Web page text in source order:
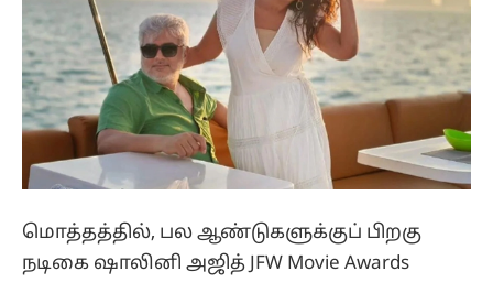
மொத்தத்தில், பல ஆண்டுகளுக்குப் பிறகு
நடிகை ஷாலினி அஜித் JFW Movie Awards